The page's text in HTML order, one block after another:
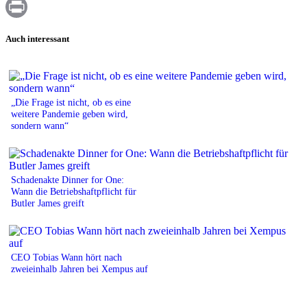
WhatsApp
Auch interessant
„Die Frage ist nicht, ob es eine
weitere Pandemie geben wird,
sondern wann“
Schadenakte Dinner for One:
Wann die Betriebshaftpflicht für
Butler James greift
CEO Tobias Wann hört nach
zweieinhalb Jahren bei Xempus auf